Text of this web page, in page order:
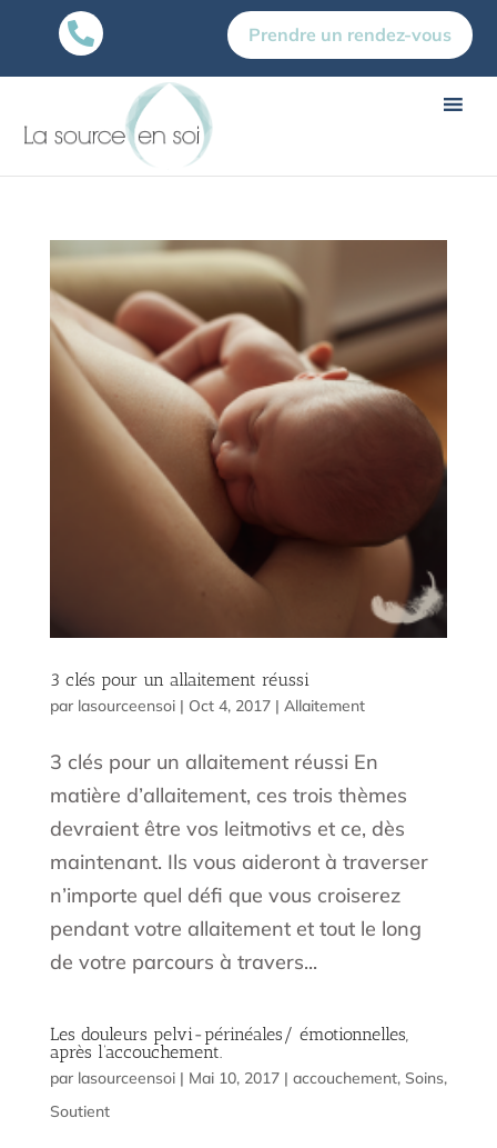
 Prendre un rendez-vous
3 clés pour un allaitement réussi
par lasourceensoi| Oct 4, 2017| Allaitement
3 clés pour un allaitement réussi En
matière d’allaitement, ces trois thèmes
devraient être vos leitmotivs et ce, dès
maintenant. Ils vous aideront à traverser
n’importe quel défi que vous croiserez
pendant votre allaitement et tout le long
de votre parcours à travers...
Les douleurs pelvi-périnéales/ émotionnelles,
après l’accouchement.
par lasourceensoi| Mai 10, 2017| accouchement, Soins,
Soutient